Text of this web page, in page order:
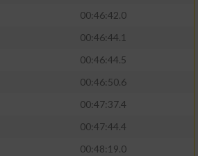
00:46:42.0
00:46:44.1
00:46:44.5
00:46:50.6
00:47:37.4
00:47:44.4
00:48:19.0